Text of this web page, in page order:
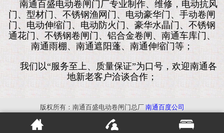
南通百盛电动卷闸门厂专业制作、维修，电动抗风
门、型材门、不锈钢渔网门、电动豪华门、手动卷闸
门、电动伸缩门、电动防火门、豪华水晶门、不锈钢
通花门、不锈钢卷闸门、铝合金卷闸、南通车库门、
南通雨棚、南通遮阳蓬、南通伸缩门等；
我们以“服务至上、质量保证”为口号，欢迎南通各
地新老客户洽谈合作；
版权所有：南通百盛电动卷闸门总厂 南通百度公司